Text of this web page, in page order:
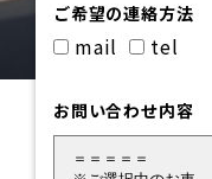
ご希望の連絡方法
mail tel
お問い合わせ内容